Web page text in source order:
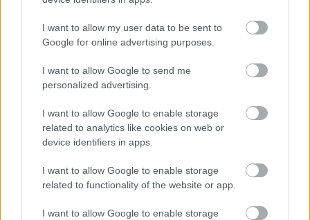
I want to allow my user data to be sent to
Google for online advertising purposes.
I want to allow Google to send me
personalized advertising.
I want to allow Google to enable storage
related to analytics like cookies on web or
device identifiers in apps.
I want to allow Google to enable storage
related to functionality of the website or app.
I want to allow Google to enable storage
Helyi hírek
SZEPTEMBERIG ÉLVEZHETJÜK
HIRDETÉS